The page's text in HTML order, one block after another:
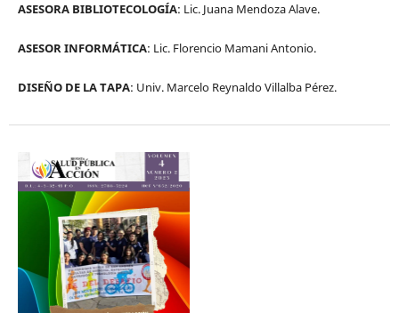
ASESORA BIBLIOTECOLOGÍA: Lic. Juana Mendoza Alave.
ASESOR INFORMÁTICA: Lic. Florencio Mamani Antonio.
DISEÑO DE LA TAPA: Univ. Marcelo Reynaldo Villalba Pérez.